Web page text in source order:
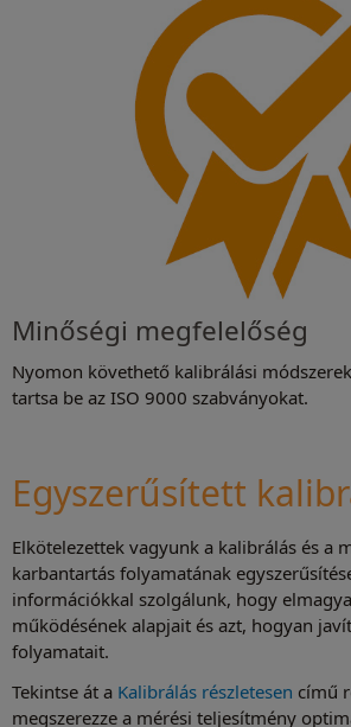
Minőségi megfelelőség
Nyomon követhető kalibrálási
tartsa be az ISO 9000 szabványokat.
Egyszerűsített
Elkötelezettek vagyunk a kalibrálás és a
karbantartás folyamatának
információkkal szolgálunk, hogy
működésének alapjait és azt, hogyan
folyamatait.
Tekintse át a Kalibrálás részletesen című
megszerezze a mérési teljesítmény